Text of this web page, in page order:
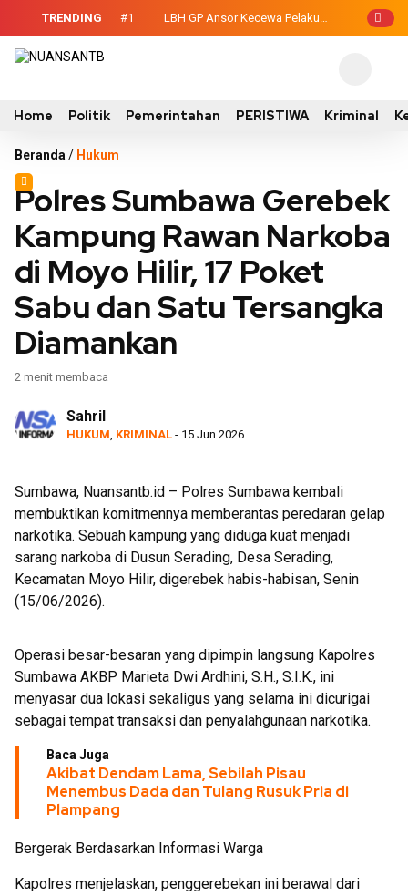
TRENDING #1 LBH GP Ansor Kecewa Pelaku
Wabup
Home Politik Pemerintahan PERISTIWA Kriminal
Beranda / Hukum
Polres Sumbawa Gerebek
Kampung Rawan Narkoba
di Moyo Hilir, 17 Poket
Sabu dan Satu Tersangka
Diamankan
2 menit membaca
Sahril
HUKUM KRIMINAL - 15 Jun 2026
Sumbawa, Nuansantb.id – Polres Sumbawa kembali
membuktikan komitmennya memberantas peredaran gelap
narkotika. Sebuah kampung yang diduga kuat menjadi
sarang narkoba di Dusun Serading, Desa Serading,
Kecamatan Moyo Hilir, digerebek habis-habisan, Senin
(15/06/2026).
Operasi besar-besaran yang dipimpin langsung Kapolres
Sumbawa AKBP Marieta Dwi Ardhini, S.H., S.I.K., ini
menyasar dua lokasi sekaligus yang selama ini dicurigai
sebagai tempat transaksi dan penyalahgunaan narkotika.
Baca Juga
Akibat Dendam Lama, Sebilah Pisau
Menembus Dada dan Tulang Rusuk Pria di
Plampang
Bergerak Berdasarkan Informasi Warga
Kapolres menjelaskan, penggerebekan ini berawal dari